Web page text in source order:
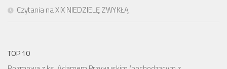
Czytania na XIX NIEDZIELĘ ZWYKŁĄ
TOP 10